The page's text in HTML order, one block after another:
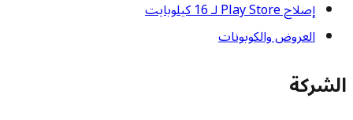
إصلاح Play Store لـ 16 كيلوبايت
العروض والكوبونات
الشركة